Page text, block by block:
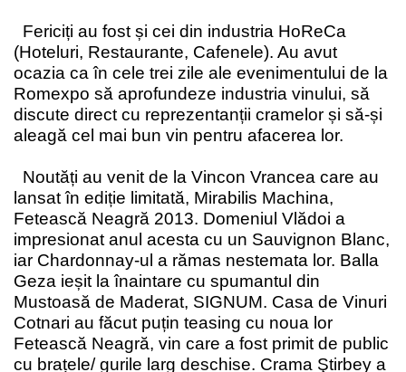
Fericiți au fost și cei din industria HoReCa
(Hoteluri, Restaurante, Cafenele). Au avut
ocazia ca în cele trei zile ale evenimentului de la
Romexpo să aprofundeze industria vinului, să
discute direct cu reprezentanții cramelor și să-și
aleagă cel mai bun vin pentru afacerea lor.
Noutăți au venit de la Vincon Vrancea care au
lansat în ediție limitată, Mirabilis Machina,
Fetească Neagră 2013. Domeniul Vlădoi a
impresionat anul acesta cu un Sauvignon Blanc,
iar Chardonnay-ul a rămas nestemata lor. Balla
Geza ieșit la înaintare cu spumantul din
Mustoasă de Maderat, SIGNUM. Casa de Vinuri
Cotnari au făcut puțin teasing cu noua lor
Fetească Neagră, vin care a fost primit de public
cu brațele/ gurile larg deschise. Crama Ştirbey a